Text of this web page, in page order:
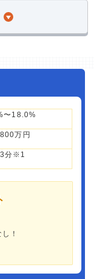
〜18.0%
万円
分※1
！